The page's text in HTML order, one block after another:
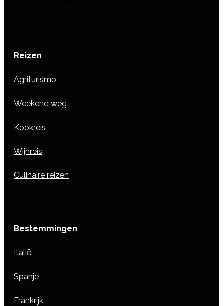
Reizen
Agriturismo
Weekend weg
Kookreis
Wijnreis
Culinaire reizen
Bestemmingen
Italië
Spanje
Frankrijk